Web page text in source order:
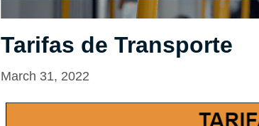
Tarifas de Transporte
March 31, 2022